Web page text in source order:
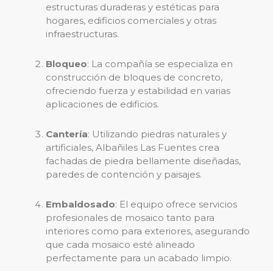
estructuras duraderas y estéticas para
hogares, edificios comerciales y otras
infraestructuras.
Bloqueo: La compañía se especializa en
construcción de bloques de concreto,
ofreciendo fuerza y ​​estabilidad en varias
aplicaciones de edificios.
Cantería: Utilizando piedras naturales y
artificiales, Albañiles Las Fuentes crea
fachadas de piedra bellamente diseñadas,
paredes de contención y paisajes.
Embaldosado: El equipo ofrece servicios
profesionales de mosaico tanto para
interiores como para exteriores, asegurando
que cada mosaico esté alineado
perfectamente para un acabado limpio.